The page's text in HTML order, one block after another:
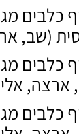
כלבים
(שב,
כלבים
ארצה,
כלבים